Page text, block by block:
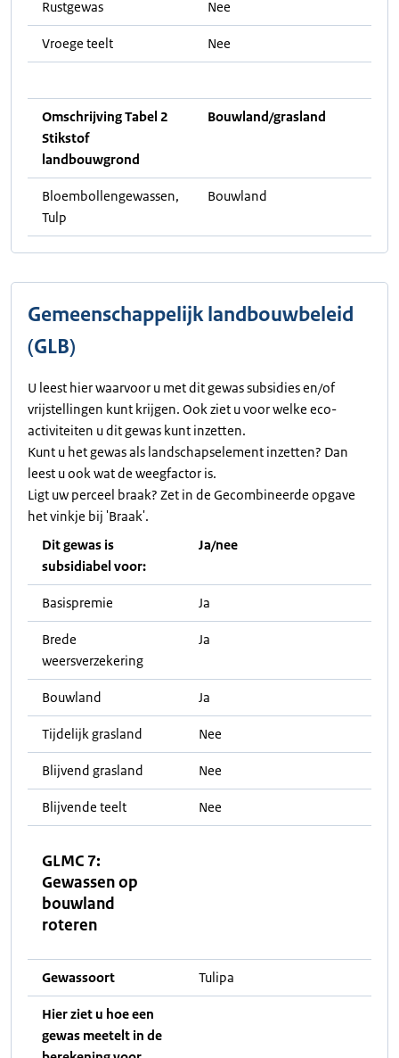
Rustgewas Nee
Vroege teelt Nee
Omschrijving Tabel 2
Stikstof
landbouwgrond
Bouwland/grasland
Bloembollengewassen,
Tulp
Bouwland
Gemeenschappelijk landbouwbeleid
(GLB)
U leest hier waarvoor u met dit gewas subsidies en/of
vrijstellingen kunt krijgen. Ook ziet u voor welke eco-
activiteiten u dit gewas kunt inzetten.
Kunt u het gewas als landschapselement inzetten? Dan
leest u ook wat de weegfactor is.
Ligt uw perceel braak? Zet in de Gecombineerde opgave
het vinkje bij 'Braak'.
Dit gewas is
subsidiabel voor:
Ja/nee
Basispremie Ja
Brede
weersverzekering
Ja
Bouwland Ja
Tijdelijk grasland Nee
Blijvend grasland Nee
Blijvende teelt Nee
GLMC 7:
Gewassen op
bouwland
roteren
Gewassoort Tulipa
Hier ziet u hoe een
gewas meetelt in de